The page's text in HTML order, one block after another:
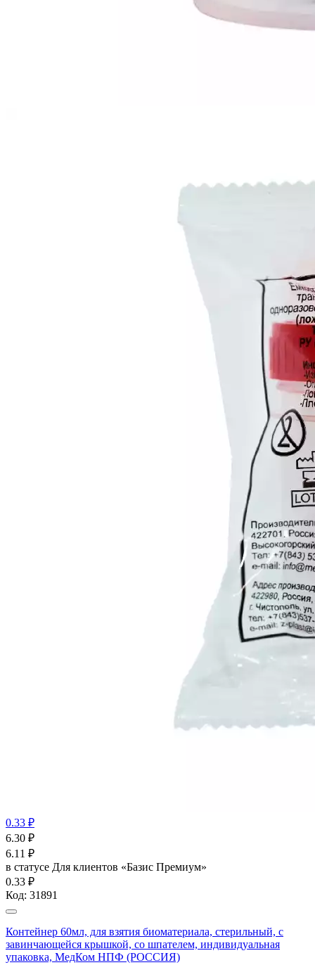
0.33 ₽
6.30 ₽
6.11 ₽
в статусе Для клиентов «Базис Премиум»
0.33 ₽
Код: 31891
Контейнер 60мл, для взятия биоматериала, стерильный, с
завинчающейся крышкой, со шпателем, индивидуальная
упаковка, МедКом НПФ (РОССИЯ)